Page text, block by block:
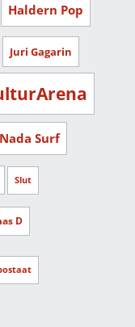
Haldern Pop
Juri Gagarin
Nada Surf
Slut
D